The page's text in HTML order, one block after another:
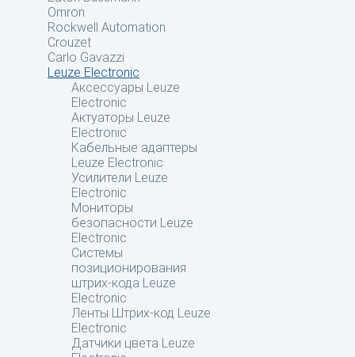
Omron
Rockwell Automation
Crouzet
Carlo Gavazzi
Leuze Electronic
Аксессуары Leuze
Electronic
Актуаторы Leuze
Electronic
Кабельные адаптеры
Leuze Electronic
Усилители Leuze
Electronic
Мониторы
безопасности Leuze
Electronic
Системы
позиционирования
штрих-кода Leuze
Electronic
Ленты Штрих-код Leuze
Electronic
Датчики цвета Leuze